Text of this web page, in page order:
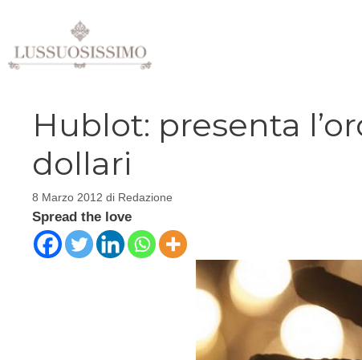
contenuto
Hublot: presenta
dollari
8 Marzo 2012 di Redazione
Spread the love